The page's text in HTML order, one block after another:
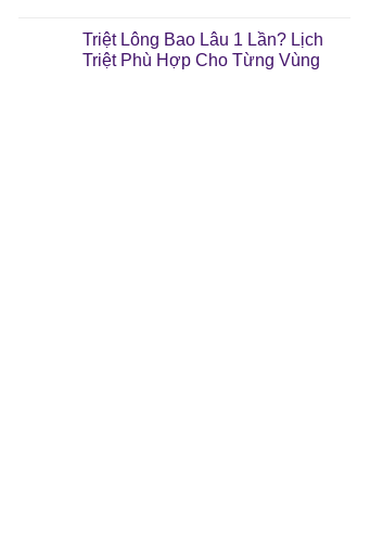
Triệt Lông Bao Lâu 1 Lần? Lịch
Triệt Phù Hợp Cho Từng Vùng